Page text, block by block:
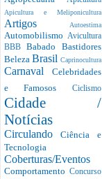
Apicultura e Meliponicultura
Artigos Autoestima
Automobilismo Avicultura
BBBBabado Bastidores
Beleza Brasil Caprinocultura
Carnaval Celebridades
e Famosos Ciclismo
Cidade /
Notícias
CirculandoCiência e
Tecnologia
Coberturas/Eventos
Comportamento Concurso